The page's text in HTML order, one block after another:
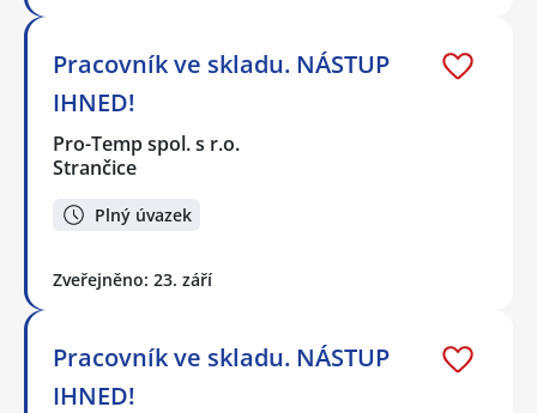
Pracovník ve skladu. NÁSTUP
IHNED!
Pro-Temp spol. s r.o.
Strančice
Plný úvazek
Zveřejněno: 23. září
Pracovník ve skladu. NÁSTUP
IHNED!